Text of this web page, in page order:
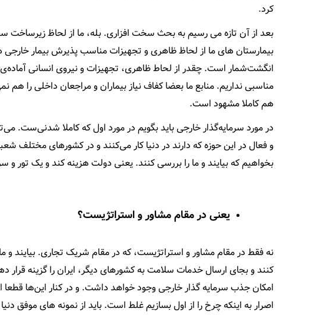
کرد.
بعد از آن تازه می رسیم به بحث سخت افزاری. بله، ما از لحاظ زیرساخت
بیمارستان های ما از لحاظ ظاهری و تجهیزات مناسب پذیرش بیمار خارجی
انگشت‌شمار است. چقدر از لحاط ظاهری، تجهیزات و نیروی انسانی
مناسبی نداریم. منابع ما بعضا کفاف نیاز بیماران و مراجعان داخلی را
هم کاملا مشهود است.
در مورد سرمایه‌گذار خارجی باید بگویم در مورد اول که کاملا
و فعال در این حوزه که دارند در دنیا کار می‌کنند و در کشورهای مختلف
بخواهیم که بیایند و ما را بررسی کنند. یعنی دولت هزینه کند و یک تور و
یعنی در مقام مشاور و استراتژیست؟
نه فقط در مقام مشاور و استراتژیست، که در مقام شریک تجاری. بیایند و
کنند و بجای ارسال خدمات سلامت به کشورهای دیگر، ایران را گزینه
امکان جذب سرمایه گذار خارجی وجود خواهد داشت. و در کنار این‌ها قطعا
اصرار به اینکه چرخ را از اول بسازیم غلط است. باید از نمونه های موفق